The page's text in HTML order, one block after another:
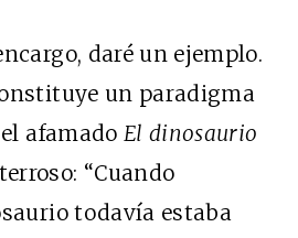
daré un ejemplo.
un paradigma
afamado El dinosaurio
“Cuando
todavía estaba